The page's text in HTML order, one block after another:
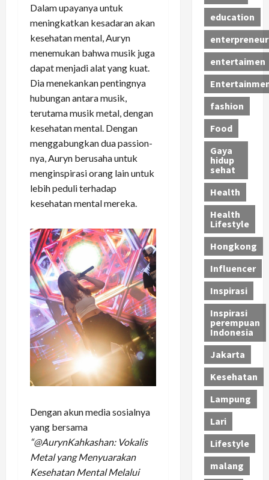
Dalam upayanya untuk
meningkatkan kesadaran akan
kesehatan mental, Auryn
menemukan bahwa musik juga
dapat menjadi alat yang kuat.
Dia menekankan pentingnya
hubungan antara musik,
terutama musik metal, dengan
kesehatan mental. Dengan
menggabungkan dua passion-
nya, Auryn berusaha untuk
menginspirasi orang lain untuk
lebih peduli terhadap
kesehatan mental mereka.
Dengan akun media sosialnya
yang bersama
“@AurynKahkashan: Vokalis
Metal yang Menyuarakan
Kesehatan Mental Melalui
education
enterpreneur
entertaimen
fashion
Food
Gaya
hidup
sehat
Health
Health
Lifestyle
Hongkong
Influencer
Inspirasi
Inspirasi
perempuan
Indonesia
Jakarta
Kesehatan
Lampung
Lari
Lifestyle
malang